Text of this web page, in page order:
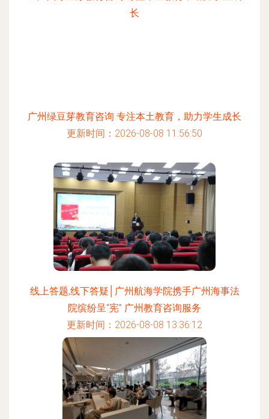
广州绿豆芽教育咨询 专注本土教育，助力学生成长
更新时间：2026-08-08 11:56:50
线上答题,线下答疑│广州航海学院携手广州海事法
院缤纷呈“宪” 广州教育咨询服务
更新时间：2026-08-08 13:36:12